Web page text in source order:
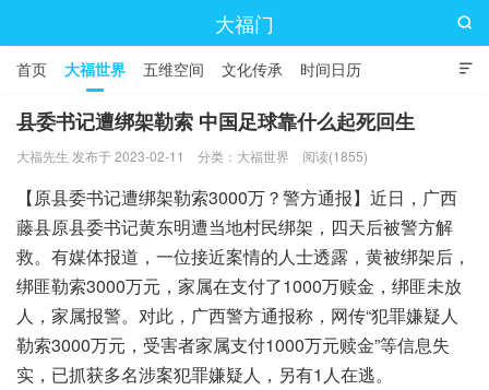
大福门

首页 大福世界 五维空间 文化传承 时间日历

县委书记遭绑架勒索 中国足球靠什么起死回生
大福先生 发布于 2023-02-11 分类： 大福世界 阅读(1855)
【原县委书记遭绑架勒索3000万？警方通报】近日，广西
藤县原县委书记黄东明遭当地村民绑架，四天后被警方解
救。有媒体报道，一位接近案情的人士透露，黄被绑架后，
绑匪勒索3000万元，家属在支付了1000万赎金，绑匪未放
人，家属报警。对此，广西警方通报称，网传“犯罪嫌疑人
勒索3000万元，受害者家属支付1000万元赎金”等信息失
实，已抓获多名涉案犯罪嫌疑人，另有1人在逃。